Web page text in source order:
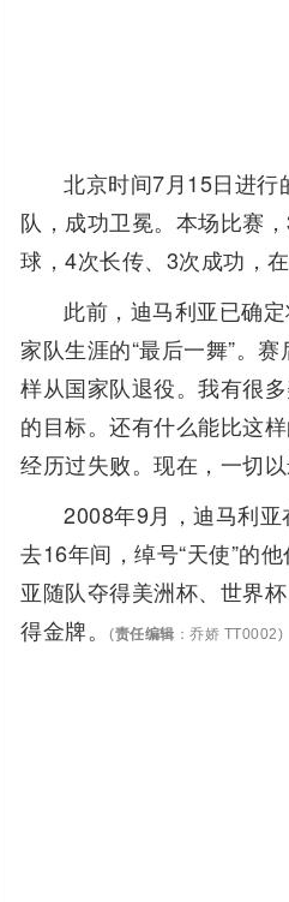
北京时间7月15日进行
队，成功卫冕。本场比赛
球，4次长传、3次成功，
此前，迪马利亚已确
家队生涯的“最后一舞”。
样从国家队退役。我有很
的目标。还有什么能比这
经历过失败。现在，一切
2008年9月，迪马利
去16年间，绰号“天使”的
亚随队夺得美洲杯、世界
得金牌。
(责任编辑 ：乔娇 TT0002)